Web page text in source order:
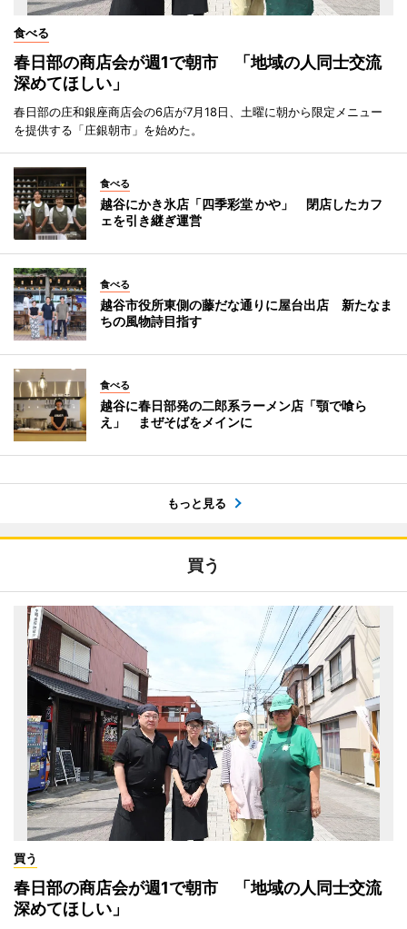
食べる
春日部の商店会が週1で朝市 「地域の人同士交流
深めてほしい」
春日部の庄和銀座商店会の6店が7月18日、土曜に朝から限定メニュー
を提供する「庄銀朝市」を始めた。
食べる
越谷にかき氷店「四季彩堂 かや」 閉店したカフ
ェを引き継ぎ運営
食べる
越谷市役所東側の藤だな通りに屋台出店 新たなま
ちの風物詩目指す
食べる
越谷に春日部発の二郎系ラーメン店「顎で喰ら
え」 まぜそばをメインに
もっと見る
買う
買う
春日部の商店会が週1で朝市 「地域の人同士交流
深めてほしい」